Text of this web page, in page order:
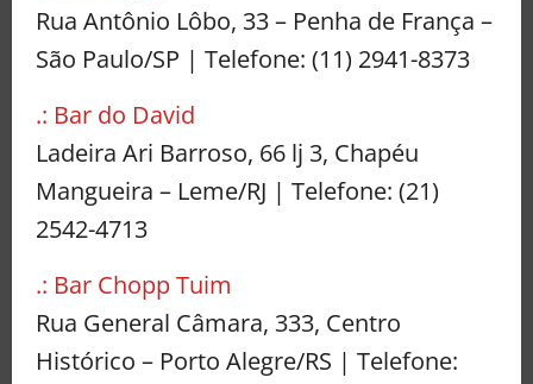
Rua Antônio Lôbo, 33 – Penha de França –
São Paulo/SP | Telefone: (11) 2941-8373
.: Bar do David
Ladeira Ari Barroso, 66 lj 3, Chapéu
Mangueira – Leme/RJ | Telefone: (21)
2542-4713
.: Bar Chopp Tuim
Rua General Câmara, 333, Centro
Histórico – Porto Alegre/RS | Telefone: